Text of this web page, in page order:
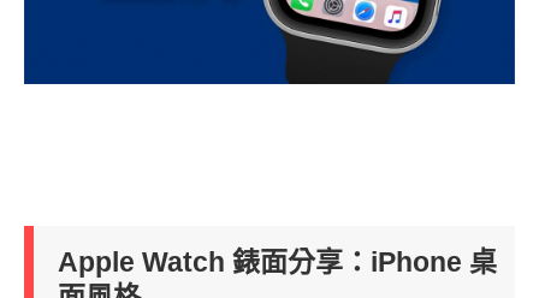
Apple Watch 錶面分享：iPhone 桌